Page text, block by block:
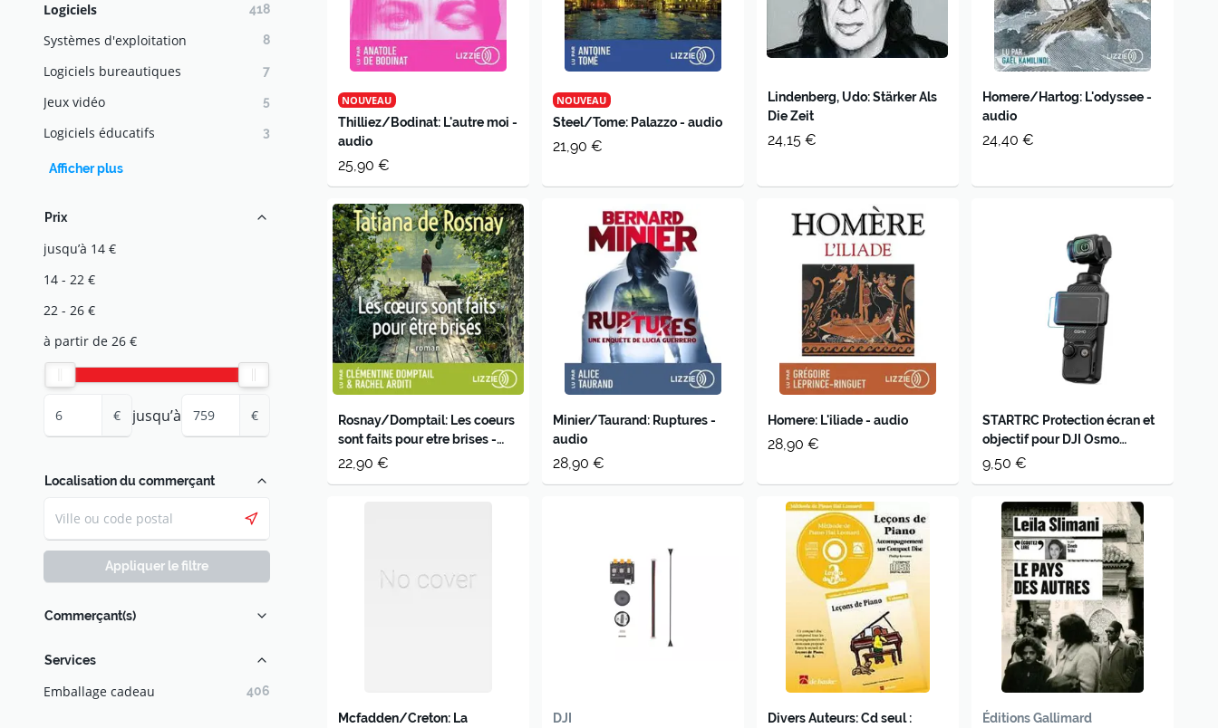
Logiciels
418
Systèmes d'exploitation 8
Logiciels bureautiques 7
Jeux vidéo 5
Logiciels éducatifs 3
Afficher plus
Prix
jusqu’à 14 €
14 - 22 €
22 - 26 €
à partir de 26 €
€ jusqu’à €
Localisation du commerçant
Appliquer le filtre
Commerçant(s)
Services
Emballage cadeau 406
NOUVEAU
Thilliez/Bodinat: L'autre moi -
audio
25,90 €
NOUVEAU
Steel/Tome: Palazzo - audio
21,90 €
Lindenberg, Udo: Stärker Als
Die Zeit
24,15 €
Homere/Hartog: L'odyssee -
audio
24,40 €
Rosnay/Domptail: Les coeurs
sont faits pour etre brises -
audio
22,90 €
Minier/Taurand: Ruptures -
audio
28,90 €
Homere: L'iliade - audio
28,90 €
STARTRC Protection écran et
objectif pour DJI Osmo
Pocket 4/3
9,50 €
Mcfadden/Creton: La
DJI
Divers Auteurs: Cd seul :
Éditions Gallimard